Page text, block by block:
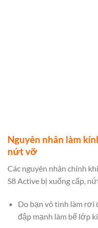
Nguyên nhân làm
nứt vỡ
Các nguyên nhân chính
S8 Active bị xuống cấp,
Do bạn vô tình làm rơi
đập mạnh làm bể lớp